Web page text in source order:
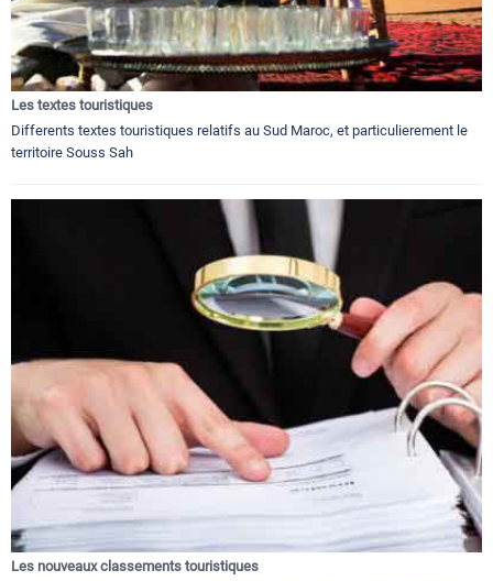
Les textes touristiques
Differents textes touristiques relatifs au Sud Maroc, et particulierement le
territoire Souss Sah
Les nouveaux classements touristiques